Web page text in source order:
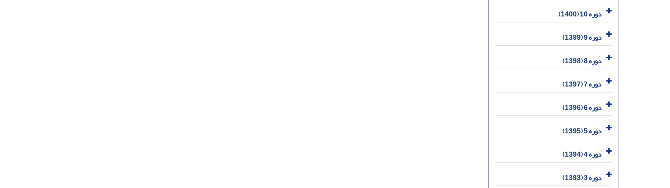
دوره 10 (1400)
دوره 9 (1399)
دوره 8 (1398)
دوره 7 (1397)
دوره 6 (1396)
دوره 5 (1395)
دوره 4 (1394)
دوره 3 (1393)